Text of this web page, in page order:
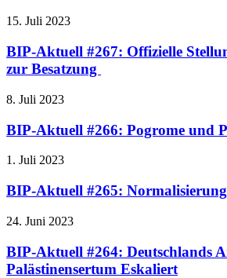
15. Juli 2023
BIP-Aktuell #267: Offizielle
zur Besatzung
8. Juli 2023
BIP-Aktuell #266: Pogrome und
1. Juli 2023
BIP-Aktuell #265: Normalisierung
24. Juni 2023
BIP-Aktuell #264: Deutschlands
Palästinensertum Eskaliert